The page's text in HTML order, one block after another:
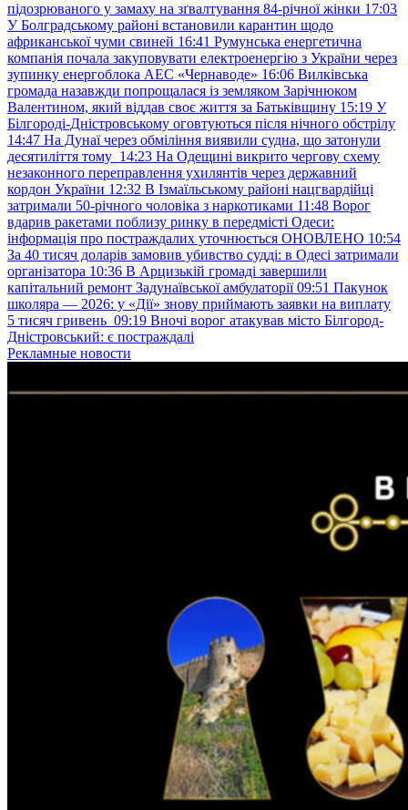
підозрюваного у замаху на зґвалтування 84-річної жінки 17:03
У Болградському районі встановили карантин щодо
африканської чуми свиней 16:41 Румунська енергетична
компанія почала закуповувати електроенергію з України через
зупинку енергоблока АЕС «Чернаводе» 16:06 Вилківська
громада назавжди попрощалася із земляком Зарічнюком
Валентином, який віддав своє життя за Батьківщину 15:19 У
Білгороді-Дністровському оговтуються після нічного обстрілу
14:47 На Дунаї через обміління виявили судна, що затонули
десятиліття тому 14:23 На Одещині викрито чергову схему
незаконного переправлення ухилянтів через державний
кордон України 12:32 В Ізмаїльському районі нацгвардійці
затримали 50-річного чоловіка з наркотиками 11:48 Ворог
вдарив ракетами поблизу ринку в передмісті Одеси:
інформація про постраждалих уточнюється ОНОВЛЕНО 10:54
За 40 тисяч доларів замовив убивство судді: в Одесі затримали
організатора 10:36 В Арцизькій громаді завершили
капітальний ремонт Задунаївської амбулаторії 09:51 Пакунок
школяра — 2026: у «Дії» знову приймають заявки на виплату
5 тисяч гривень 09:19 Вночі ворог атакував місто Білгород-
Дністровський: є постраждалі
Рекламные новости